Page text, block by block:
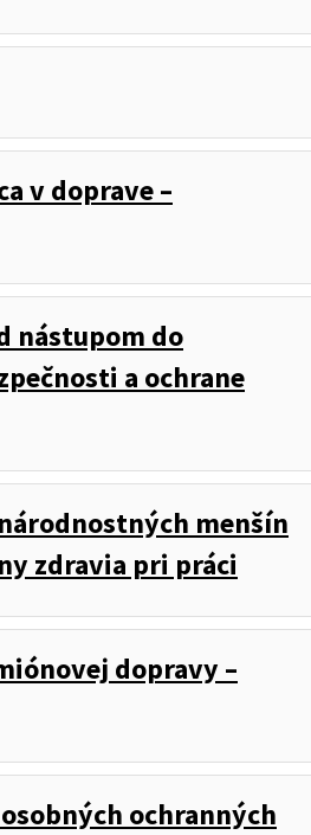
v doprave –
nástupom do
a ochrane
menšín
zdravia pri práci
dopravy –
ochranných